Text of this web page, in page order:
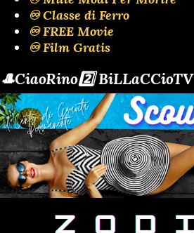
♾️ Classe di Ferro
♾️ FREE Movie
♾️ Film Gratis
🎩CiaoRino2️⃣ BiLLaCCioTV